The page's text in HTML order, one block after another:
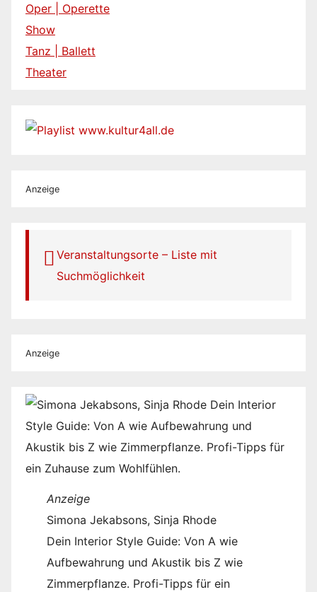
Oper | Operette
Show
Tanz | Ballett
Theater
Anzeige
Veranstaltungsorte – Liste mit
Suchmöglichkeit
Anzeige
Anzeige
Simona Jekabsons, Sinja Rhode
Dein Interior Style Guide: Von A wie
Aufbewahrung und Akustik bis Z wie
Zimmerpflanze. Profi-Tipps für ein